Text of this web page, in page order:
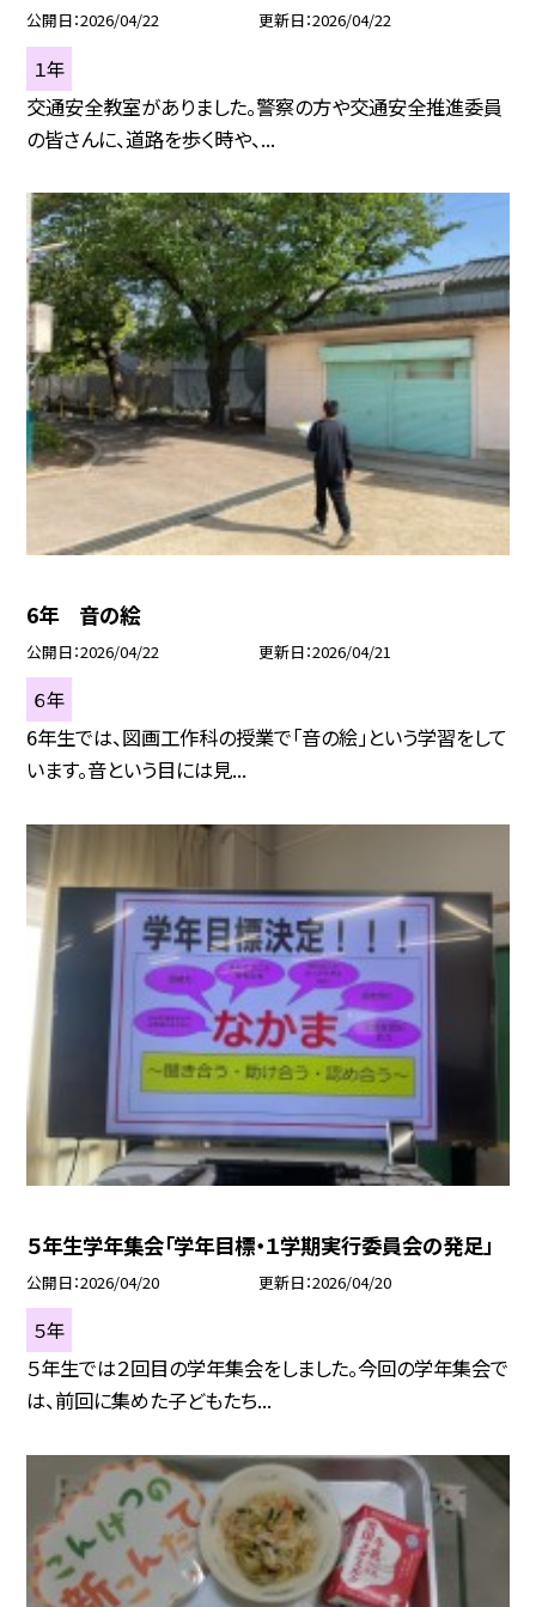
公開日 2026/04/22 更新日 2026/04/22
１年
交通安全教室がありました。警察の方や交通安全推進委員
の皆さんに、道路を歩く時や、...
6年 音の絵
公開日 2026/04/22 更新日 2026/04/21
６年
6年生では、図画工作科の授業で「音の絵」という学習をして
います。音という目には見...
５年生学年集会「学年目標・１学期実行委員会の発足」
公開日 2026/04/20 更新日 2026/04/20
５年
５年生では２回目の学年集会をしました。今回の学年集会で
は、前回に集めた子どもたち...